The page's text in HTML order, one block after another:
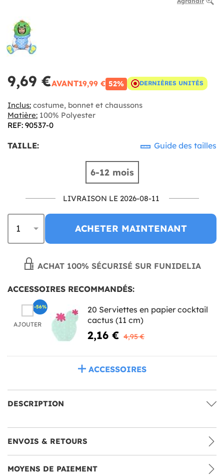
9,69 €AVANT19,99 € 52% DERNIÈRES UNITÉS
Inclus: costume, bonnet et chaussons
Matière: 100% Polyester
REF: 90537-0
TAILLE: Guide des tailles
6-12 mois
LIVRAISON LE 2026-08-11
ACHETER MAINTENANT
ACHAT 100% SÉCURISÉ SUR FUNIDELIA
ACCESSOIRES RECOMMANDÉS:
AJOUTER
20 Serviettes en papier cocktail
cactus (11 cm)
2,16 € 4,95 €
-56%
ACCESSOIRES
DESCRIPTION
ENVOIS & RETOURS
MOYENS DE PAIEMENT